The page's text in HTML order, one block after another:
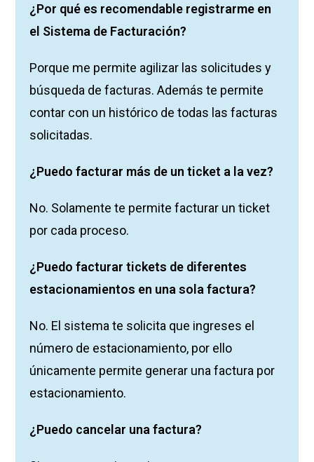
¿Por qué es recomendable registrarme en
el Sistema de Facturación?
Porque me permite agilizar las solicitudes y
búsqueda de facturas. Además te permite
contar con un histórico de todas las facturas
solicitadas.
¿Puedo facturar más de un ticket a la vez?
No. Solamente te permite facturar un ticket
por cada proceso.
¿Puedo facturar tickets de diferentes
estacionamientos en una sola factura?
No. El sistema te solicita que ingreses el
número de estacionamiento, por ello
únicamente permite generar una factura por
estacionamiento.
¿Puedo cancelar una factura?